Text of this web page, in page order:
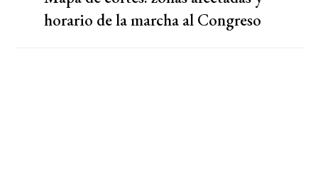
horario de la marcha al Congreso